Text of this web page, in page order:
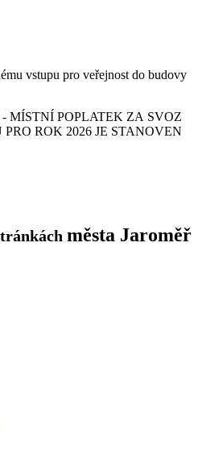
vstupu pro veřejnost do budovy
MÍSTNÍ POPLATEK ZA SVOZ
ROK 2026 JE STANOVEN
města Jaroměř